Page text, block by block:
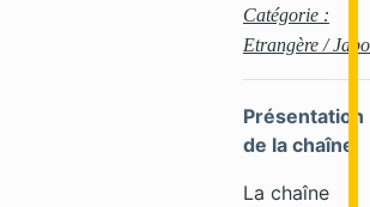
Catégorie :
Etrangère /
Présentation
de la chaîne
La chaîne